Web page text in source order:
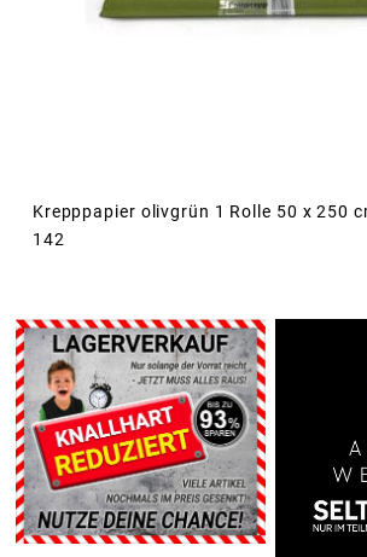
Krepppapier olivgrün 1 Rolle 50 x 250
142